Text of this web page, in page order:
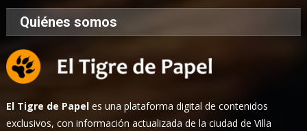
Quiénes somos
El Tigre de Papel es una plataforma digital de contenidos
exclusivos, con información actualizada de la ciudad de Villa